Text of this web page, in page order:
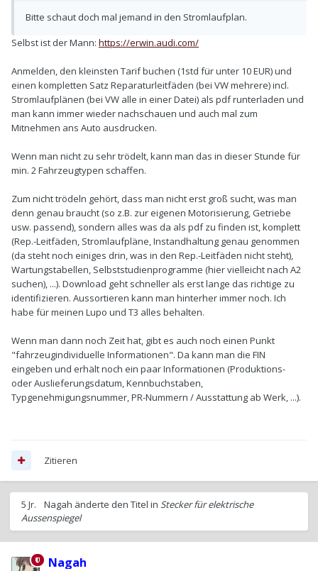
Bitte schaut doch mal jemand in den Stromlaufplan.
Selbst ist der Mann: https://erwin.audi.com/
Anmelden, den kleinsten Tarif buchen (1std für unter 10 EUR) und
einen kompletten Satz Reparaturleitfäden (bei VW mehrere) incl.
Stromlaufplänen (bei VW alle in einer Datei) als pdf runterladen und
man kann immer wieder nachschauen und auch mal zum
Mitnehmen ans Auto ausdrucken.
Wenn man nicht zu sehr trödelt, kann man das in dieser Stunde für
min. 2 Fahrzeugtypen schaffen.
Zum nicht trödeln gehört, dass man nicht erst groß sucht, was man
denn genau braucht (so z.B. zur eigenen Motorisierung, Getriebe
usw. passend), sondern alles was da als pdf zu finden ist, komplett
(Rep.-Leitfäden, Stromlaufpläne, Instandhaltung genau genommen
(da steht noch einiges drin, was in den Rep.-Leitfäden nicht steht),
Wartungstabellen, Selbststudienprogramme (hier vielleicht nach A2
suchen), ...). Download geht schneller als erst lange das richtige zu
identifizieren. Aussortieren kann man hinterher immer noch. Ich
habe für meinen Lupo und T3 alles behalten.
Wenn man dann noch Zeit hat, gibt es auch noch einen Punkt
"fahrzeugindividuelle Informationen". Da kann man die FIN
eingeben und erhält noch ein paar Informationen (Produktions-
oder Auslieferungsdatum, Kennbuchstaben,
Typgenehmigungsnummer, PR-Nummern / Ausstattung ab Werk, ...).
Zitieren
5 Jr. Nagah änderte den Titel in Stecker für elektrische
Aussenspiegel
Nagah